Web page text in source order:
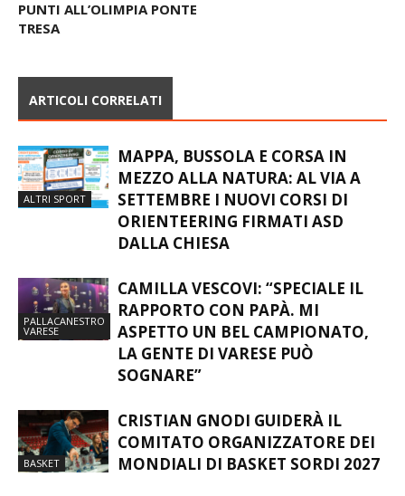
TRESA
ARTICOLI CORRELATI
ALTRI SPORT
MEZZO ALLA NATURA: AL VIA A
SETTEMBRE I NUOVI CORSI DI
ORIENTEERING FIRMATI ASD
DALLA CHIESA
PALLACANESTRO
VARESE
RAPPORTO CON PAPÀ. MI
ASPETTO UN BEL CAMPIONATO,
LA GENTE DI VARESE PUÒ
SOGNARE”
BASKET
COMITATO ORGANIZZATORE DEI
MONDIALI DI BASKET SORDI 2027